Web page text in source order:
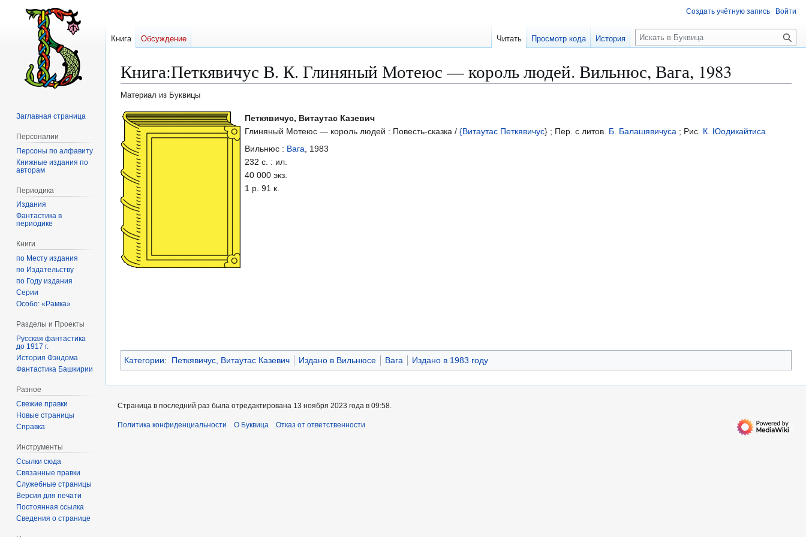
Книга:Петкявичус В. К. Глиняный Мотеюс — король людей. Вильнюс, Вага, 1983
Материал из Буквицы
Перейти
навигации
Перейти
поиску
Петкявичус, Витаутас Казевич
Глиняный Мотеюс — король людей : Повесть-сказка / {Витаутас Петкявичус} ; Пер. с литов. Б. Балашявичуса ; Рис. К. Юодикайтиса
Вильнюс : Вага , 1983
232 с. : ил.
40 000 экз.
1 р. 91 к.
Категории: Петкявичус, Витаутас Казевич Издано в Вильнюсе Вага Издано в 1983 году
Создать учётную запись Войти
Книга Обсуждение Читать Просмотр кода История
П
о
с
к
Заглавная страница
Персоналии
Персоны по алфавиту
Книжные издания по
авторам
Периодика
Издания
Фантастика в
периодике
Книги
по Месту издания
по Издательству
по Году издания
Серии
Особо: «Рамка»
Разделы и Проекты
Русская фантастика
до 1917 г.
История Фэндома
Фантастика Башкирии
Разное
Свежие правки
Новые страницы
Справка
Инструменты
Ссылки сюда
Связанные правки
Служебные страницы
Версия для печати
Постоянная ссылка
Сведения о странице
Страница в последний раз была отредактирована 13 ноября 2023 года в 09:58.
Политика конфиденциальности О Буквица Отказ от ответственности